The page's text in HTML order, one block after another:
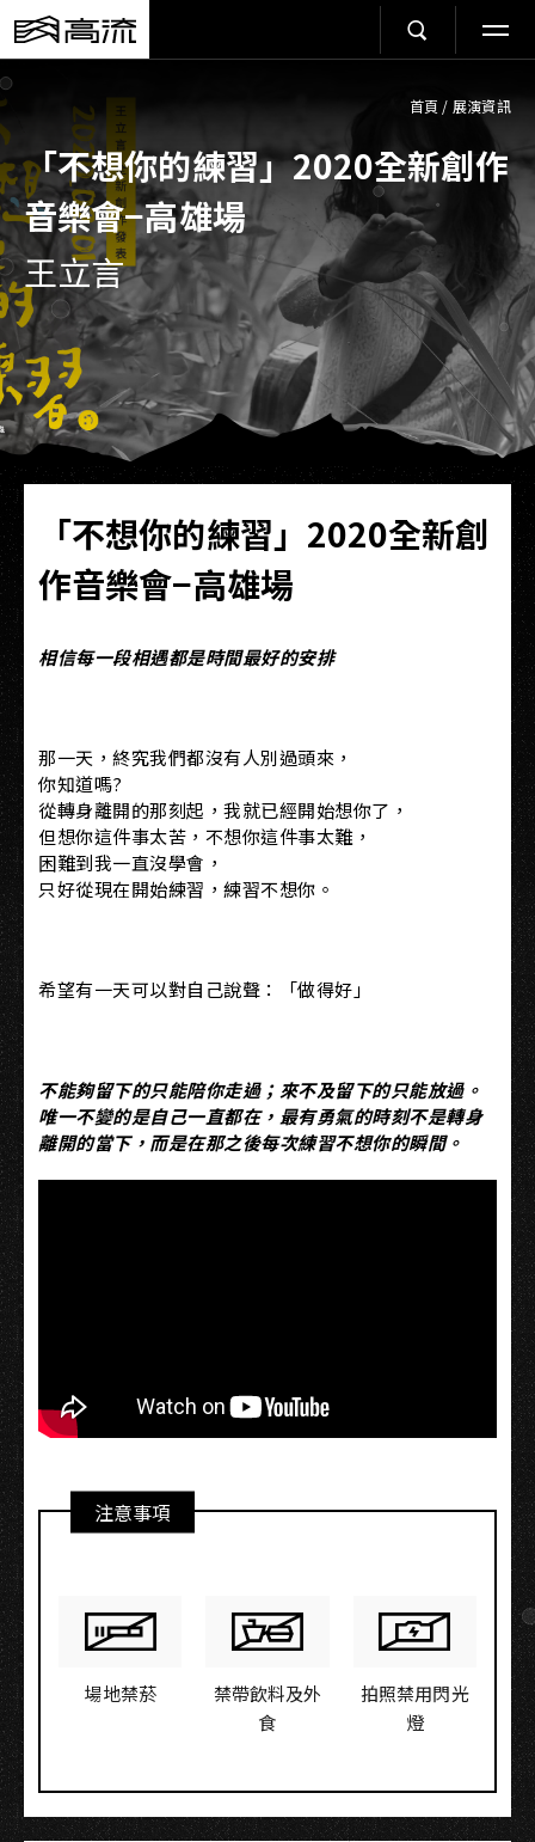
首頁 / 展演資訊
「不想你的練習」2020全新創作
音樂會−高雄場
王立言
「不想你的練習」2020全新創
作音樂會−高雄場
相信每一段相遇都是時間最好的安排
那一天，終究我們都沒有人別過頭來，
你知道嗎?
從轉身離開的那刻起，我就已經開始想你了，
但想你這件事太苦，不想你這件事太難，
困難到我一直沒學會，
只好從現在開始練習，練習不想你。
希望有一天可以對自己說聲：「做得好」
不能夠留下的只能陪你走過；來不及留下的只能放過。
唯一不變的是自己一直都在，最有勇氣的時刻不是轉身
離開的當下，而是在那之後每次練習不想你的瞬間。
注意事項
場地禁菸
禁帶飲料及外
食
拍照禁用閃光
燈